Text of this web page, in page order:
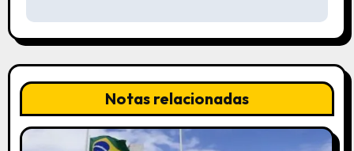
a
c
i
ó
Notas relacionadas